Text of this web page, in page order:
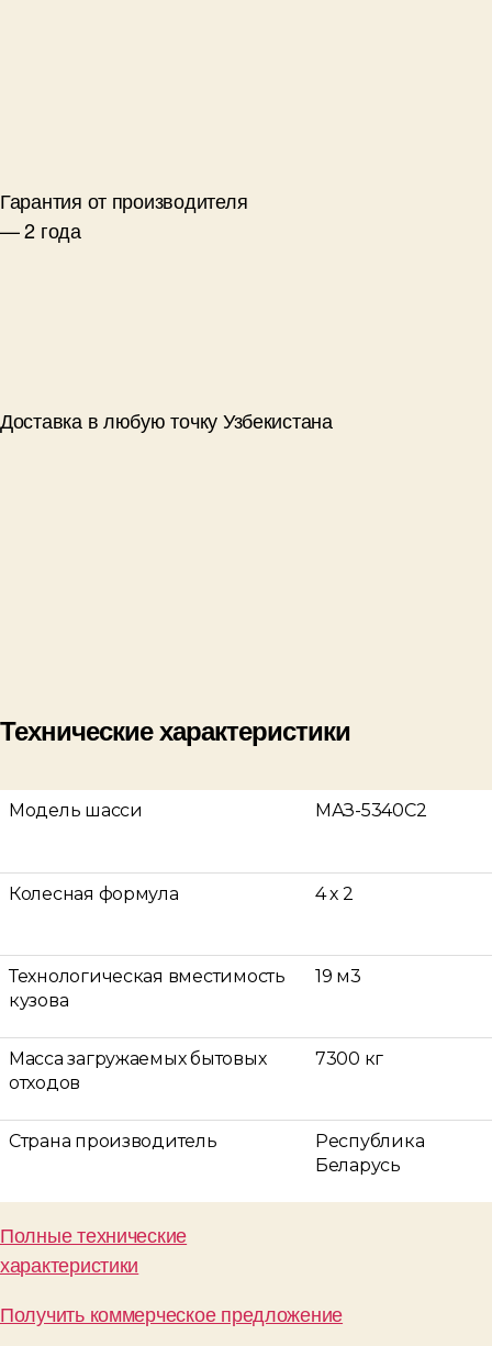
Гарантия от производителя
— 2 года
Доставка в любую точку Узбекистана
Технические характеристики
Модель шасси МАЗ-5340С2
Колесная формула 4 х 2
Технологическая вместимость
кузова
19 м3
Масса загружаемых бытовых
отходов
7300 кг
Страна производитель
Республика
Беларусь
Полные технические
характеристики
Получить коммерческое предложение